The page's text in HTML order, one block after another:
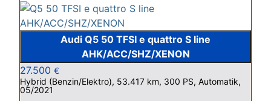
Audi Q5 50 TFSI e quattro S line
AHK/ACC/SHZ/XENON
27.500 €
Hybrid (Benzin/Elektro), 53.417 km, 300 PS, Automatik,
05/2021